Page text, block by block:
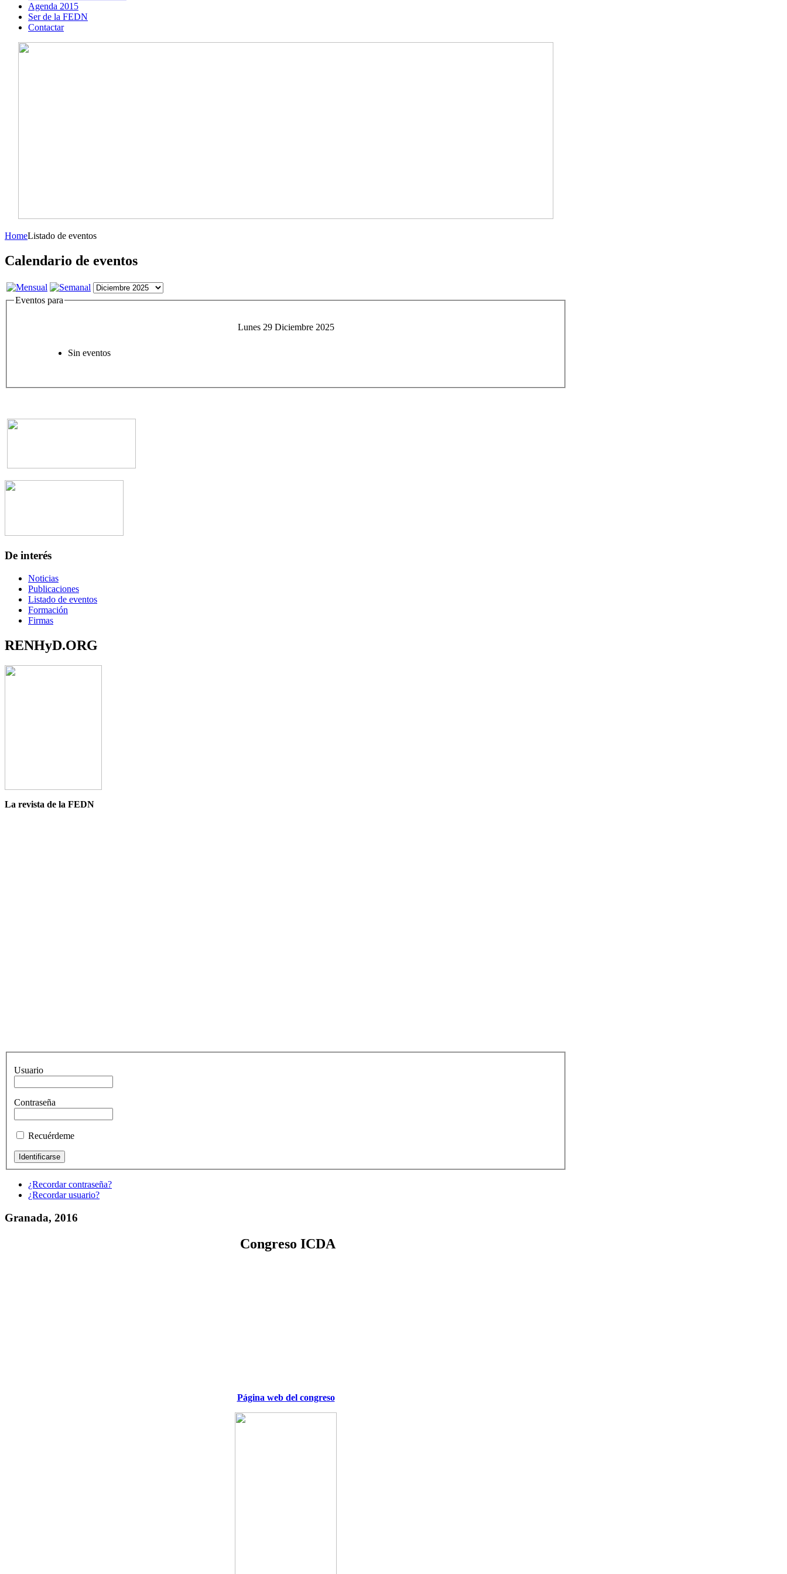
Agenda 2015
Ser de la FEDN
Contactar
HomeListado de eventos
Calendario de eventos
Eventos para
Lunes 29 Diciembre 2025
Sin eventos
De interés
Noticias
Publicaciones
Listado de eventos
Formación
Firmas
RENHyD.ORG
La revista de la FEDN
Usuario
Contraseña
Recuérdeme
¿Recordar contraseña?
¿Recordar usuario?
Granada, 2016
Congreso ICDA
Página web del congreso